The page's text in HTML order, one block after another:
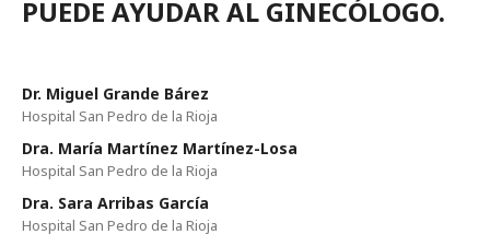
PUEDE AYUDAR AL GINECÓLOGO.
Dr. Miguel Grande Bárez
Hospital San Pedro de la Rioja
Dra. María Martínez Martínez-Losa
Hospital San Pedro de la Rioja
Dra. Sara Arribas García
Hospital San Pedro de la Rioja